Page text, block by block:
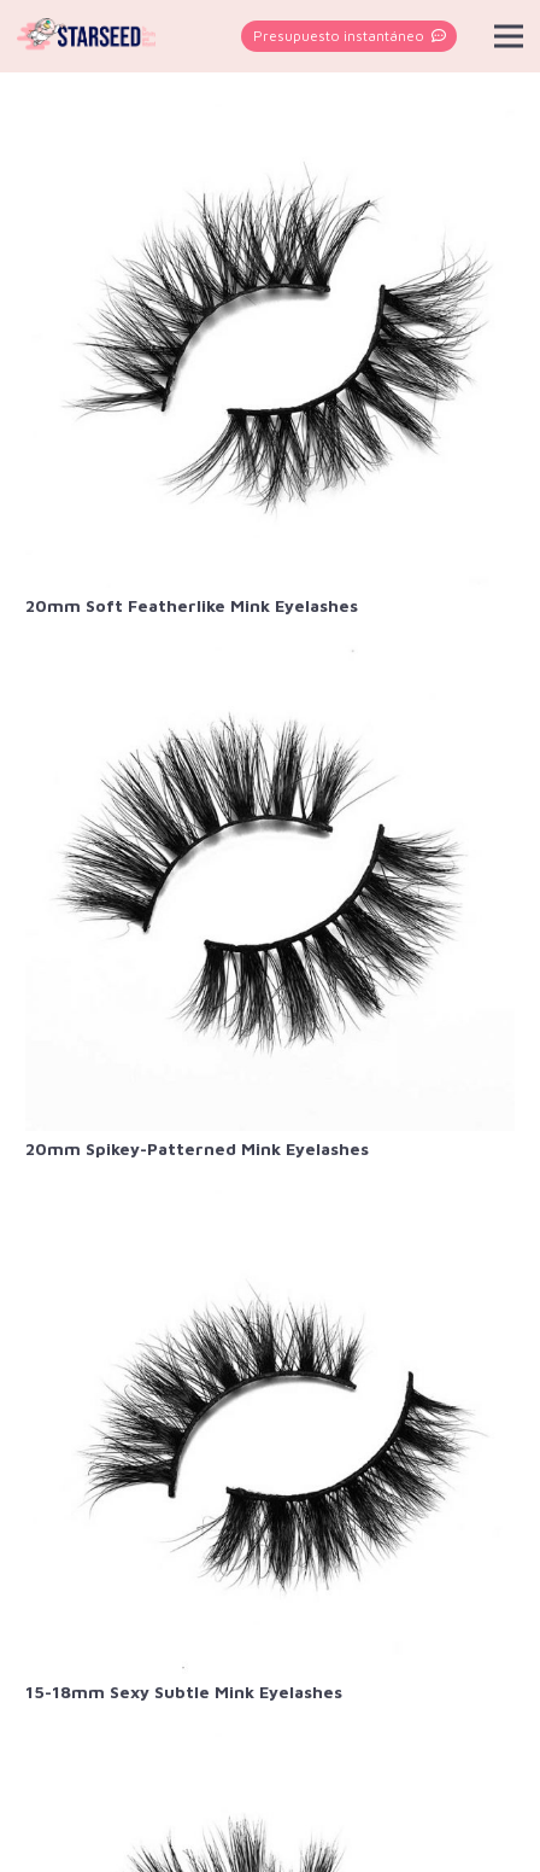
Presupuesto instantáneo
20mm Soft Featherlike Mink Eyelashes​
20mm Spikey-Patterned​ Mink Eyelashes
15-18mm Sexy Subtle Mink Eyelashes